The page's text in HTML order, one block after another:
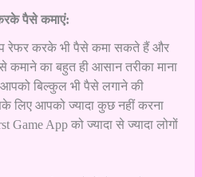
पैसे कमाएं:
रेफर करके भी पैसे कमा सकते हैं और
का बहुत ही आसान तरीका माना
बिल्कुल भी पैसे लगाने की
लिए आपको ज्यादा कुछ नहीं करना
Game App को ज्यादा से ज्यादा लोगों